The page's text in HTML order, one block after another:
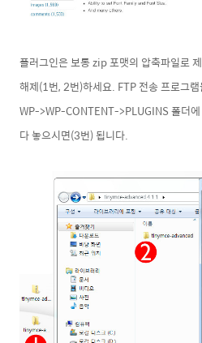
플러그인은 보통 zip 포맷의 압축파일로
해제(1번, 2번)하세요. FTP 전송 프로그
WP->WP-CONTENT->PLUGINS 폴더
다 놓으시면(3번) 됩니다.